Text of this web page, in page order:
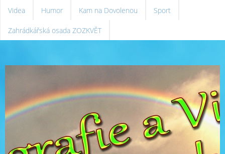
Videa Humor Kam na Dovolenou Sport
Zahrádkářská osada ZOZKVĚT